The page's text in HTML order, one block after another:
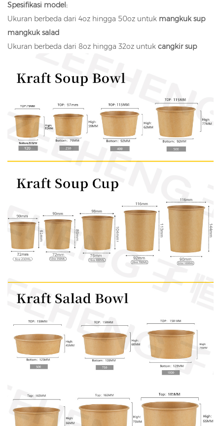
Spesifikasi model:
Ukuran berbeda dari 4oz hingga 50oz untuk mangkuk sup
mangkuk salad
Ukuran berbeda dari 8oz hingga 32oz untuk cangkir sup